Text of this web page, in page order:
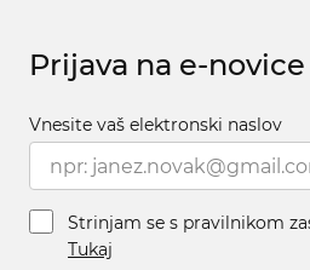
Prijava na e-novice
Vnesite vaš elektronski naslov
Strinjam se s pravilnikom
Tukaj